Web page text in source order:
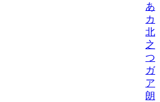
あ
カ
北
之
つ
ガ
ア
朗